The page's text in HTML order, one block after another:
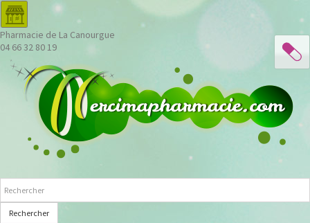
Pharmacie de La Canourgue
04 66 32 80 19
Rechercher